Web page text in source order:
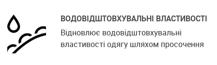
ВОДОВІДШТОВХУВАЛЬНІ ВЛАСТИВОСТІ
Відновлює водовідштовхувальні
властивості одягу шляхом просочення